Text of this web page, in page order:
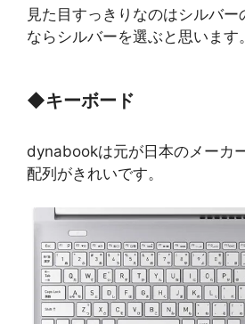
見た目すっきりなのはシルバ
ならシルバーを選ぶと思います。
◆キーボード
dynabookは元が日本のメーカ
配列がきれいです。